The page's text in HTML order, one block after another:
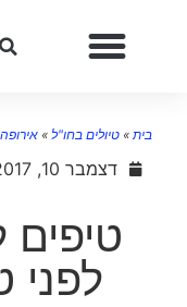
»טיולים בחו"ל»אירופה»
דצמבר 10, 2017
טיפים
לפני